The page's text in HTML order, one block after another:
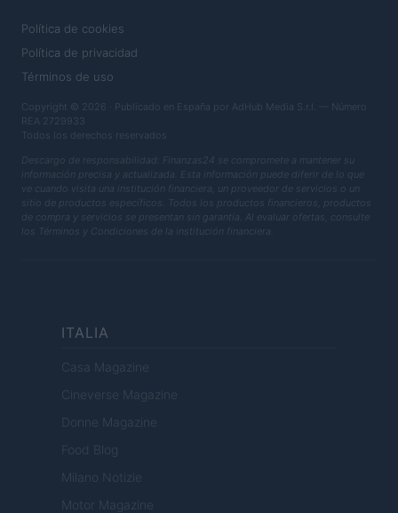
Política de cookies
Política de privacidad
Términos de uso
Copyright © 2026 · Publicado en España por AdHub Media S.r.l. — Número
REA 2729933
Todos los derechos reservados
Descargo de responsabilidad: Finanzas24 se compromete a mantener su
información precisa y actualizada. Esta información puede diferir de lo que
ve cuando visita una institución financiera, un proveedor de servicios o un
sitio de productos específicos. Todos los productos financieros, productos
de compra y servicios se presentan sin garantía. Al evaluar ofertas, consulte
los Términos y Condiciones de la institución financiera.
ITALIA
Casa Magazine
Cineverse Magazine
Donne Magazine
Food Blog
Milano Notizie
Motor Magazine